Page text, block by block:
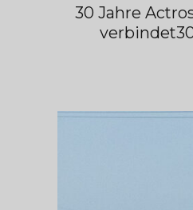
30 Jahre